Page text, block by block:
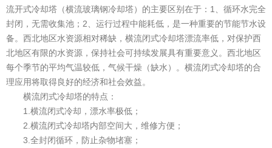
流开式冷却塔（横流玻璃钢冷却塔）的主要区别在于：1、循环水完全
封闭，无需收集池；2、运行过程中能耗低，是一种重要的节能节水设
备。西北地区水资源相对稀缺，横流闭式冷却塔漂流率低，对保护西
北地区有限的水资源，保持社会可持续发展具有重要意义。西北地区
每个季节的平均气温较低，气候干燥（缺水）。横流闭式冷却塔的合
理应用将取得良好的经济和社会效益。
横流闭式冷却塔的特点：
1.横流闭式冷却，漂水率极低；
2.横流闭式冷却塔内部空间大，维修方便；
3.全封闭循环，防止杂物堵塞；